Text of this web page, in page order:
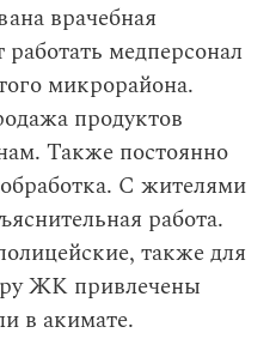
врачебная
работать медперсонал
микрорайона.
продуктов
Также постоянно
С жителями
работа.
также для
ЖК привлечены
в акимате.